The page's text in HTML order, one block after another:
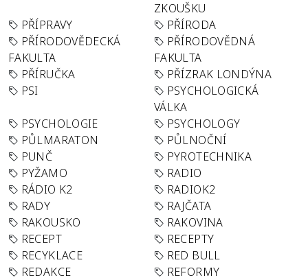
ZKOUŠKU
PŘÍPRAVY
PŘÍRODA
PŘÍRODOVĚDECKÁ
FAKULTA
PŘÍRODOVĚDNÁ
FAKULTA
PŘÍRUČKA
PŘÍZRAK LONDÝNA
PSI
PSYCHOLOGICKÁ
VÁLKA
PSYCHOLOGIE
PSYCHOLOGY
PŮLMARATON
PŮLNOČNÍ
PUNČ
PYROTECHNIKA
PYŽAMO
RADIO
RÁDIO K2
RADIOK2
RADY
RAJČATA
RAKOUSKO
RAKOVINA
RECEPT
RECEPTY
RECYKLACE
RED BULL
REDAKCE
REFORMY